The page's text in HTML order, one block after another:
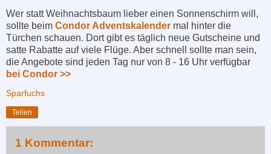
Wer statt Weihnachtsbaum lieber einen Sonnenschirm will,
sollte beim Condor Adventskalender mal hinter die
Türchen schauen. Dort gibt es täglich neue Gutscheine und
satte Rabatte auf viele Flüge. Aber schnell sollte man sein,
die Angebote sind jeden Tag nur von 8 - 16 Uhr verfügbar
bei Condor >>
Sparfuchs
Teilen
1 Kommentar: